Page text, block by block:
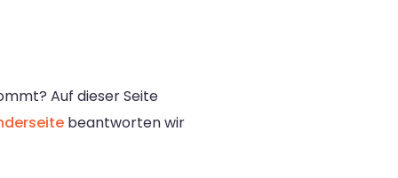
Auf dieser Seite
beantworten wir